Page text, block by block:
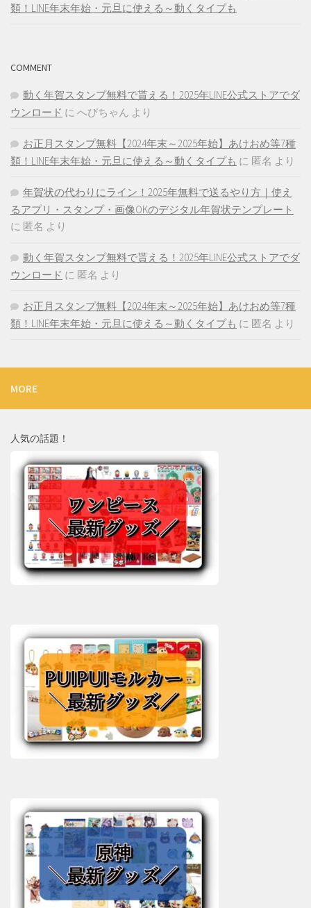
類！LINE年末年始・元旦に使える～動くタイプも
COMMENT
動く年賀スタンプ無料で貰える！2025年LINE公式ストアでダ
ウンロード に へびちゃん より
お正月スタンプ無料【2024年末～2025年始】あけおめ等7種
類！LINE年末年始・元旦に使える～動くタイプも に 匿名 より
年賀状の代わりにライン！2025年無料で送るやり方｜使え
るアプリ・スタンプ・画像OKのデジタル年賀状テンプレート
に 匿名 より
動く年賀スタンプ無料で貰える！2025年LINE公式ストアでダ
ウンロード に 匿名 より
お正月スタンプ無料【2024年末～2025年始】あけおめ等7種
類！LINE年末年始・元旦に使える～動くタイプも に 匿名 より
MORE
人気の話題！